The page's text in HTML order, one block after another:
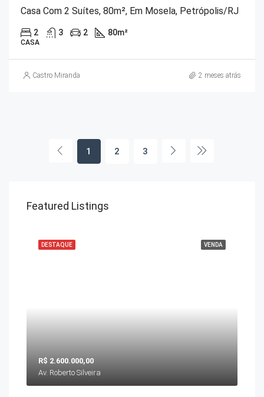
Casa Com 2 Suítes, 80m², Em Mosela, Petrópolis/RJ
2 3 2 80m²
CASA
Castro Miranda 2 meses atrás
1 2 3
Featured Listings
VENDA
DESTAQUE
R$ 2.600.000,00
Av. Roberto Silveira